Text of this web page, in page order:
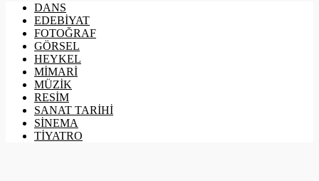
DANS
EDEBİYAT
FOTOĞRAF
GÖRSEL
HEYKEL
MİMARİ
MÜZİK
RESİM
SANAT TARİHİ
SİNEMA
TİYATRO